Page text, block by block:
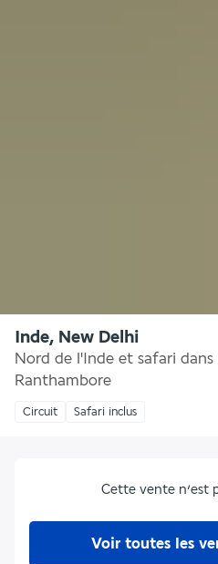
Inde, New Delhi
Nord de l'Inde et safari
Ranthambore
Circuit Safari inclus
Cette vente n’est
Voir toutes les